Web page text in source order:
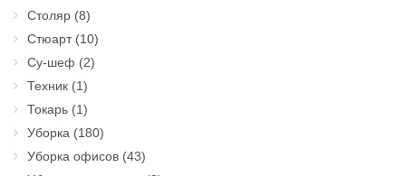
Столяр (8)
Стюарт(10)
Су-шеф (2)
Техник (1)
Токарь (1)
Уборка (180)
Уборка офисов (43)